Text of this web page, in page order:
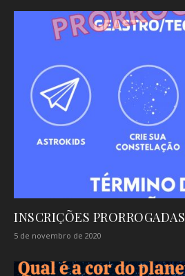
INSCRIÇÕES PRORROGADAS
5 de novembro de 2020